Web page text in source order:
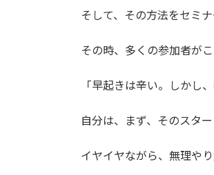
そして、その方法をセミ
その時、多くの参加者が
「早起きは辛い。しかし
自分は、まず、そのスタ
イヤイヤながら、無理や